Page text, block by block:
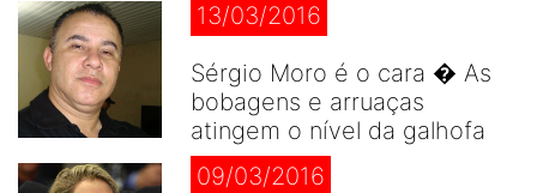
13/03/2016
Sérgio Moro é o cara � As
bobagens e arruaças
atingem o nível da galhofa
09/03/2016